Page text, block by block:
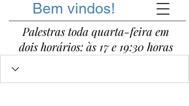
Bem vindos!
Palestras toda quarta-feira em
dois horários: às 17 e 19:30 horas